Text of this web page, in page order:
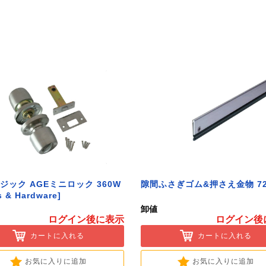
ック AGEミニロック 360W
& Hardware]
ログイン後に表示
カートに入れる
お気に入りに追加
隙間ふさぎゴム&押さえ金物
卸値
ログイン後
カートに入れる
お気に入りに追加